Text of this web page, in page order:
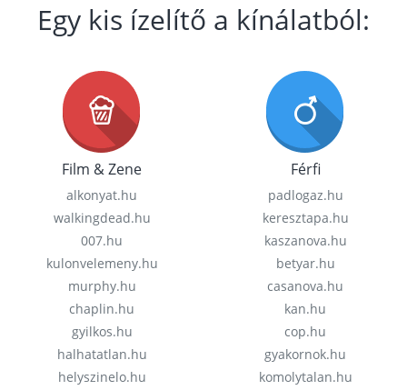
Egy kis ízelítő a kínálatból:
Film & Zene
alkonyat.hu
walkingdead.hu
007.hu
kulonvelemeny.hu
murphy.hu
chaplin.hu
gyilkos.hu
halhatatlan.hu
helyszinelo.hu
Férfi
padlogaz.hu
keresztapa.hu
kaszanova.hu
betyar.hu
casanova.hu
kan.hu
cop.hu
gyakornok.hu
komolytalan.hu